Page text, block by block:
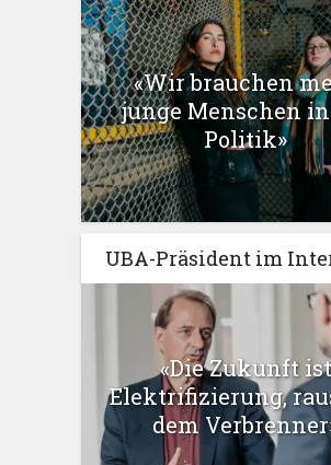
«Wir brauchen
junge Menschen
Politik»
UBA-Präsident im
«Die Zukunft ist
Elektrifizierung,
dem